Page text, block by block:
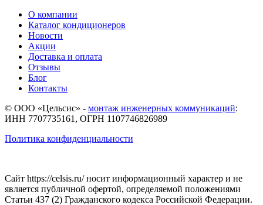
О компании
Каталог кондиционеров
Новости
Акции
Доставка и оплата
Отзывы
Блог
Контакты
© ООО «Цельсис» - монтаж инженерных коммуникаций:
ИНН 7707735161, ОГРН 1107746826989
Политика конфиденциальности
Сайт https://celsis.ru/ носит информационный характер и не
является публичной офертой, определяемой положениями
Статьи 437 (2) Гражданского кодекса Российской Федерации.